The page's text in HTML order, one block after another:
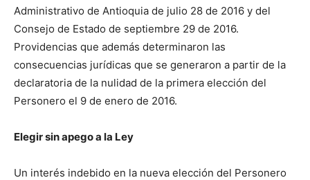
Administrativo de Antioquia de julio 28 de 2016 y del
Consejo de Estado de septiembre 29 de 2016.
Providencias que además determinaron las
consecuencias jurídicas que se generaron a partir de la
declaratoria de la nulidad de la primera elección del
Personero el 9 de enero de 2016.
Elegir sin apego a la Ley
Un interés indebido en la nueva elección del Personero